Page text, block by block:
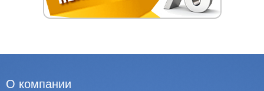
О компании